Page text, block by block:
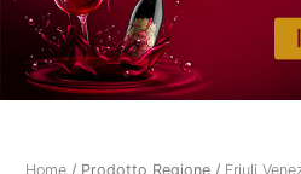
Home / Prodotto Regione / Friuli